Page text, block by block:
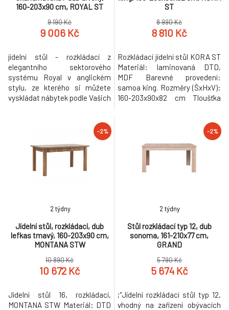
160-203x90 cm, ROYAL ST
9 190 Kč
9 006 Kč
jídelní stůl - rozkládací z
elegantního sektorového
systému Royal v anglickém
stylu, ze kterého si můžete
vyskládat nábytek podle Vašich
160 cm, nebo jej rozložit na
šířku až 203 cm. Materiál:
korpus DTD laminovaná +
ozdobné lišty, kovové úchyty.
Barevné provedení: bílá sosna
ST
8 990 Kč
8 810 Kč
Rozkládací jídelní stůl KORA ST
Materiál: laminovaná DTD,
MDF Barevné provedení:
samoa king. Rozměry (ŠxHxV):
160-203x90x82 cm Tloušťka
desky: 36 mm Dodávané v
demontu. Hmotnost: 52kg
-2%
Jídelní stůl, rozkládací, dub
lefkas tmavý, 160-203x90 cm,
MONTANA STW
2 týdny
10 890 Kč
10 672 Kč
Jídelní stůl 16, rozkládací,
MONTANA STW Materiál: DTD
-2%
Stůl rozkládací typ 12, dub
sonoma, 161-210x77 cm,
GRAND
2 týdny
5 790 Kč
5 674 Kč
;"Jídelní rozkládací stůl typ 12,
vhodný na zařízení obývacích